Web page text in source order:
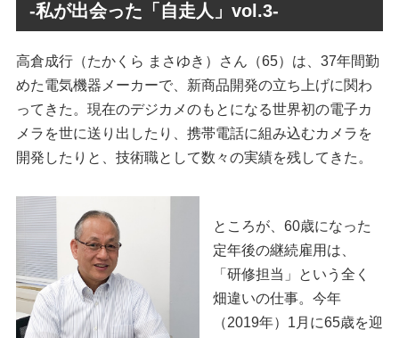
-私が出会った「自走人」vol.3-
高倉成行（たかくら まさゆき）さん（65）は、37年間勤
めた電気機器メーカーで、新商品開発の立ち上げに関わ
ってきた。現在のデジカメのもとになる世界初の電子カ
メラを世に送り出したり、携帯電話に組み込むカメラを
開発したりと、技術職として数々の実績を残してきた。
ところが、60歳になった
定年後の継続雇用は、
「研修担当」という全く
畑違いの仕事。今年
（2019年）1月に65歳を迎